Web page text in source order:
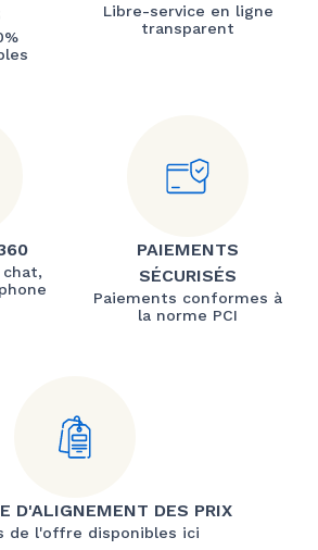
Libre-service en ligne
transparent
PAIEMENTS
SÉCURISÉS
Paiements conformes à
la norme PCI
D'ALIGNEMENT DES PRIX
de l'offre disponibles ici